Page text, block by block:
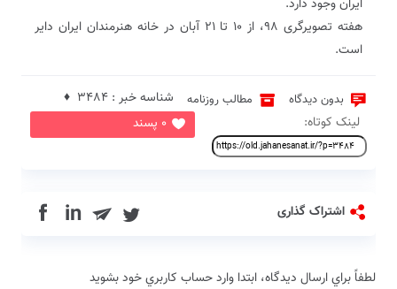
ایران وجود دارد.
هفته تصویرگری ۹۸، از ۱۰ تا ۲۱ آبان در خانه هنرمندان ایران دایر
است.
بدون دیدگاه مطالب روزنامه
0 پسند
شناسه خبر : 3484 ♦
لینک کوتاه:
اشتراک گذاری in
لطفاً براي ارسال دیدگاه، ابتدا وارد حساب كاربري خود بشويد